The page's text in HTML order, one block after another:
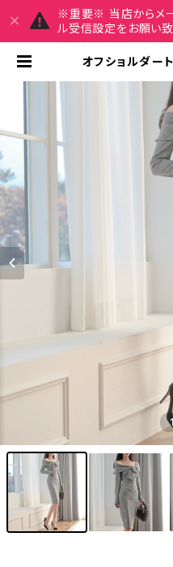
※重要※ 当店からメ
ル受信設定をお願い
オフショルダー
RSE レイルセ
ディースフ